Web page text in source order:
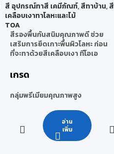
สี อุปกรณ์ทาสี เคมีภัณฑ์,สีทาบ้าน,สี
เคลือบเงาทาโลหะและไม้
TOA
สีรองพื้นกันสนิมคุณภาพดี ช่วย
เสริมการยึดเกาะพื้นผิวโลหะ ก่อน
ที่จะทาด้วยสีเคลือบเงา ทีโอเอ
เกรด
กลุ่มพรีเมียมคุณภาพสูง
อ่าน
เพิ่ม